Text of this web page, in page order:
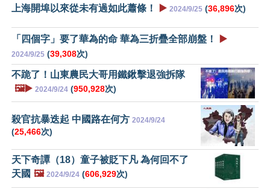
上海開埠以來從未有過如此蕭條！ ▶️ 2024/9/25 (36,896次)
「四個字」要了華為的命 華為三折疊全部崩盤！ ▶️
2024/9/25 (39,308次)
不跪了！山東農民大哥用鐵鍬擊退強拆隊
🖼️▶️ 2024/9/24 (950,928次)
殺官抗暴迭起 中國路在何方 2024/9/24
(25,466次)
天下奇譚（18）童子被貶下凡 為何回不了
天國 🖼️ 2024/9/24 (606,929次)